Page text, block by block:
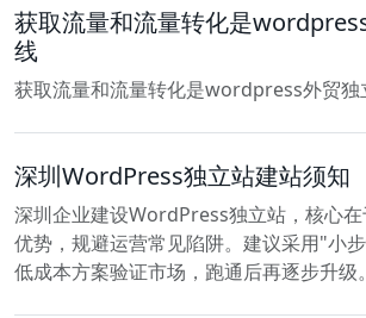
获取流量和流量转化是
线
获取流量和流量转化是wordpress外贸独
深圳WordPress独立站建站须知
深圳企业建设WordPress独立站，核心
优势，规避运营常见陷阱。建议采用"小
低成本方案验证市场，跑通后再逐步升级。